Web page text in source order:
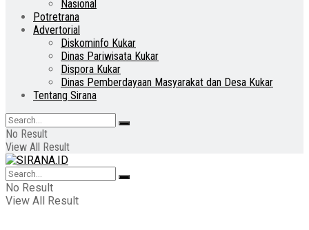
Nasional
Potretrana
Advertorial
Diskominfo Kukar
Dinas Pariwisata Kukar
Dispora Kukar
Dinas Pemberdayaan Masyarakat dan Desa Kukar
Tentang Sirana
No Result
View All Result
No Result
View All Result